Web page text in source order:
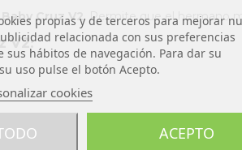
Cruz V2. Permite que el hermano
V2:
propias y de terceros para mejorar
relacionada con sus preferencias
sus hábitos de navegación. Para dar su
uso pulse el botón Acepto.
cookies
ACEPTO